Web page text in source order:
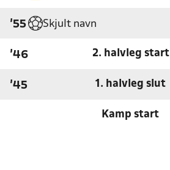
'55 Skjult navn
'46 2. halvleg start
'45 1. halvleg slut
Kamp start